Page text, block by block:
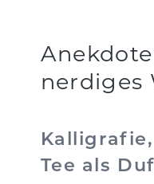
nerdiges
Tee als